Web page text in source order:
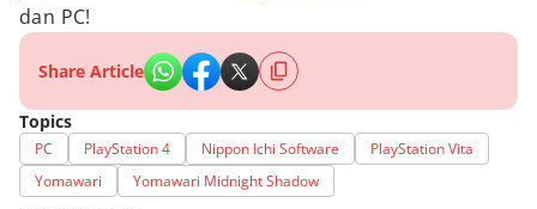
dan PC!
Share Article
Topics
PC PlayStation 4 Nippon Ichi Software
PlayStation Vita
Yomawari
Yomawari Midnight Shadow